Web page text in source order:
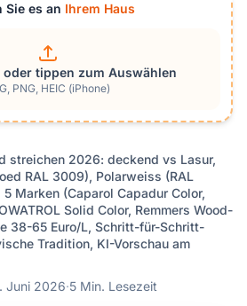
Sie es an Ihrem Haus
oder tippen zum Auswählen
PNG, HEIC (iPhone)
streichen 2026: deckend vs Lasur,
RAL 3009), Polarweiss (RAL
Marken (Caparol Capadur Color,
Solid Color, Remmers Wood-
38-65 Euro/L, Schritt-für-Schritt-
Tradition, KI-Vorschau am
Juni 2026·5 Min. Lesezeit